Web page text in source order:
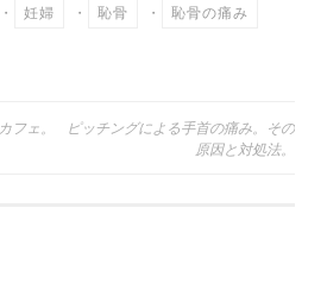
・ 妊婦 ・ 恥骨 ・ 恥骨の痛み
フェ。
ピッチングによる手首の痛み。その
原因と対処法。